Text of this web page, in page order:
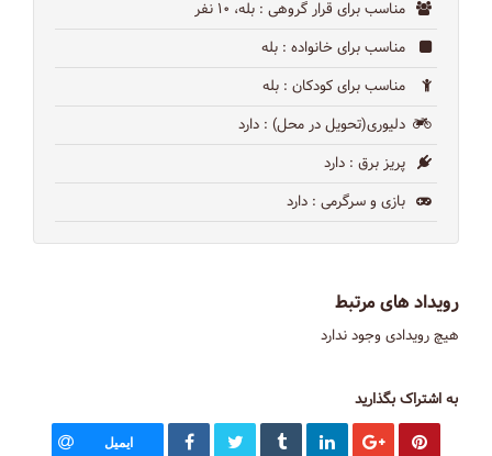
مناسب برای قرار گروهی : بله، ۱۰ نفر
مناسب برای خانواده : بله
مناسب برای کودکان : بله
دلیوری(تحویل در محل) : دارد
پریز برق : دارد
بازی و سرگرمی : دارد
رویداد های مرتبط
هیچ رویدادی وجود ندارد
به اشتراک بگذارید
ایمیل